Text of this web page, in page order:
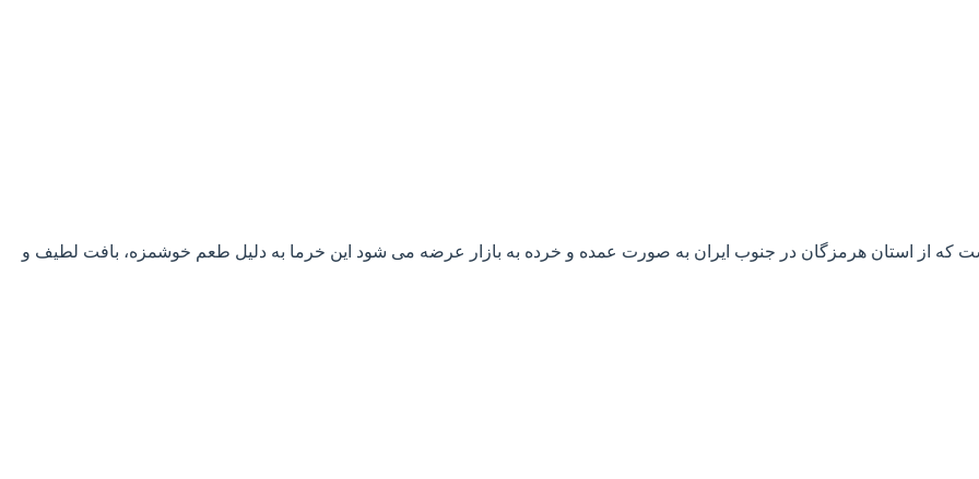
که از استان هرمزگان در جنوب ایران به صورت عمده و خرده به بازار عرضه می شود این خرما به دلیل طعم خوشمزه، بافت لطیف و